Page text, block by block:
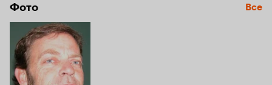
Фото Все